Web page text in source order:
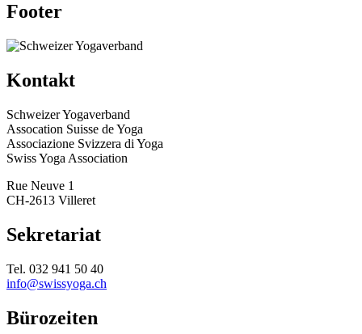
Footer
Kontakt
Schweizer Yogaverband
Assocation Suisse de Yoga
Associazione Svizzera di Yoga
Swiss Yoga Association
Rue Neuve 1
CH-2613 Villeret
Sekretariat
Tel. 032 941 50 40
info@swissyoga.ch
Bürozeiten